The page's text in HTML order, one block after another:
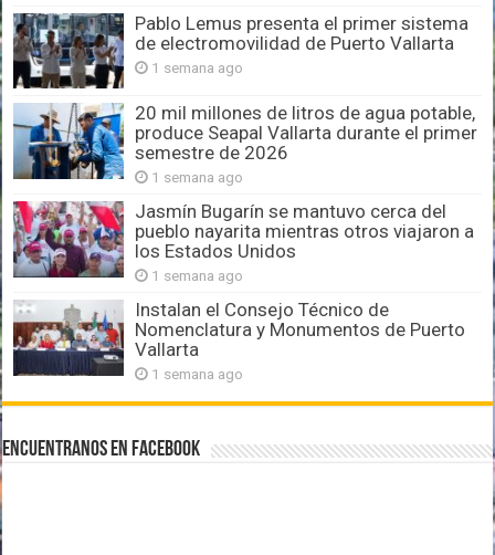
Pablo Lemus presenta el primer sistema
de electromovilidad de Puerto Vallarta
1 semana ago
20 mil millones de litros de agua potable,
produce Seapal Vallarta durante el primer
semestre de 2026
1 semana ago
Jasmín Bugarín se mantuvo cerca del
pueblo nayarita mientras otros viajaron a
los Estados Unidos
1 semana ago
Instalan el Consejo Técnico de
Nomenclatura y Monumentos de Puerto
Vallarta
1 semana ago
Encuentranos en Facebook